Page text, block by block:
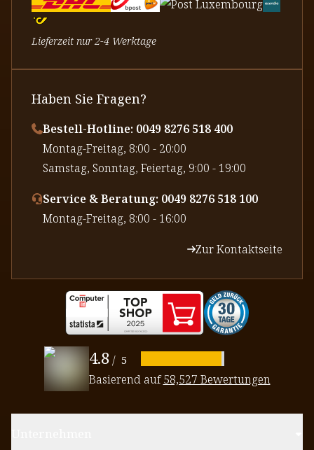
Lieferzeit nur 2-4 Werktage
Haben Sie Fragen?
Bestell-Hotline: 0049 8276 518 400
⁠Montag-Freitag, 8:00 - 20:00
⁠Samstag, Sonntag, Feiertag, 9:00 - 19:00
Service & Beratung: 0049 8276 518 100
⁠Montag-Freitag, 8:00 - 16:00
Zur Kontaktseite
4.8 / 5
Basierend auf58,527 Bewertungen